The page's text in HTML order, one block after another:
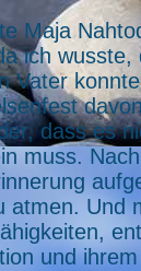
Maja
ich
Vater
dass es
muss.
atmen. Und
und